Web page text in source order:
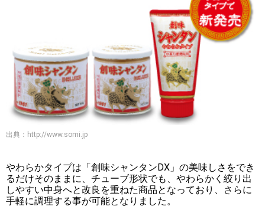
出典： http://www.somi.jp
やわらかタイプは「創味シャンタンDX」の美味しさをでき
るだけそのままに、チューブ形状でも、やわらかく絞り出
しやすい中身へと改良を重ねた商品となっており、さらに
手軽に調理する事が可能となりました。